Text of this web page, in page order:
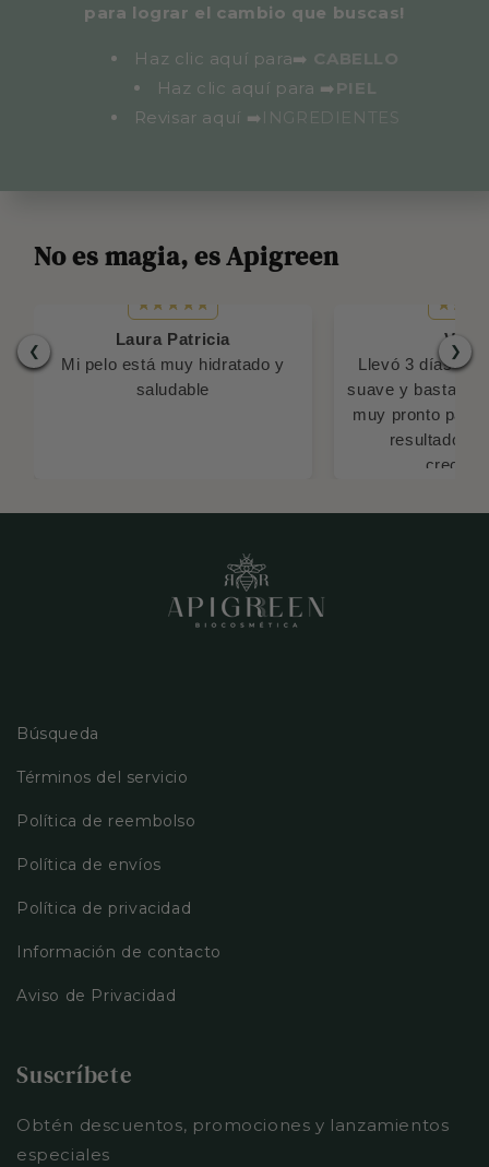
para lograr el cambio que buscas!
Haz clic aquí para➡️ CABELLO
Haz clic aquí para ➡️PIEL
Revisar aquí ➡️INGREDIENTES
No es magia, es Apigreen
❮ ❯
Laura Patricia
Mi pelo está muy hidratado y
saludable
Llevó 3 días
suave y bastante
muy pronto para
resultado
Búsqueda
Términos del servicio
Política de reembolso
Política de envíos
Política de privacidad
Información de contacto
Aviso de Privacidad
Suscríbete
Obtén descuentos, promociones y lanzamientos
especiales